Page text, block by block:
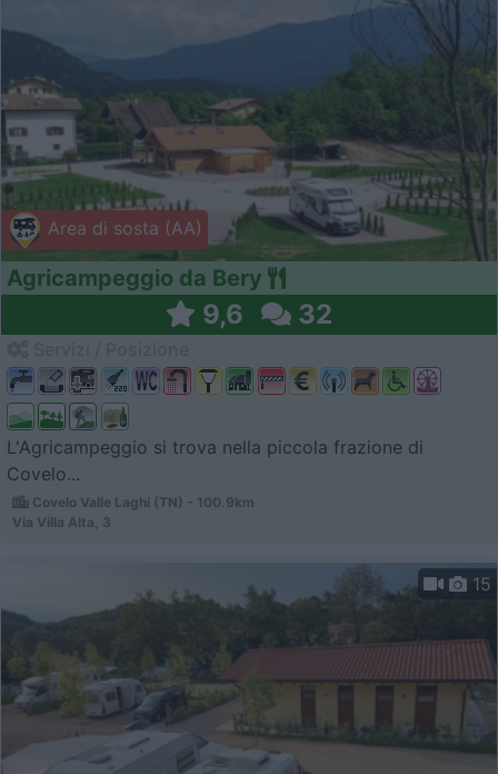
Area di sosta (AA)
Agricampeggio da Bery
9,6 32
L'Agricampeggio si trova nella piccola frazione di
Covelo...
Covelo Valle Laghi (TN) - 100.9km
Via Villa Alta, 3
15